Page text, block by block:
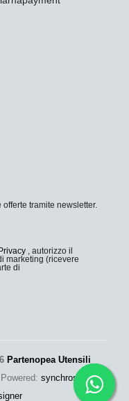
tramite newsletter.
, autorizzo il
marketing (ricevere
di
Partenopea Utensili
synchrosystem